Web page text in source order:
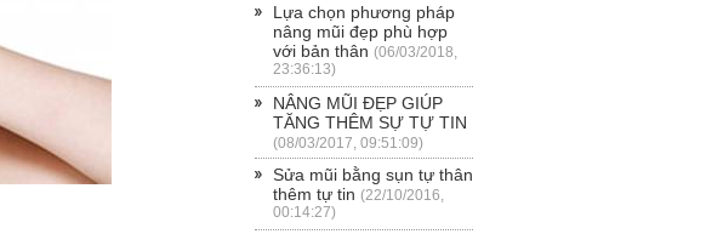
Lựa chọn phương pháp
nâng mũi đẹp phù hợp
với bản thân (06/03/2018,
23:36:13)
NÂNG MŨI ĐẸP GIÚP
TĂNG THÊM SỰ TỰ TIN
(08/03/2017, 09:51:09)
Sửa mũi bằng sụn tự thân
thêm tự tin (22/10/2016,
00:14:27)